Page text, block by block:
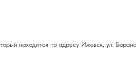
находится по адресу Ижевск, ул.